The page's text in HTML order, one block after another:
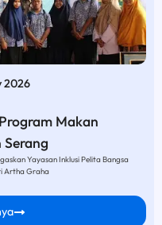
2026
Makan
Yayasan Inklusi Pelita Bangsa
Artha Graha